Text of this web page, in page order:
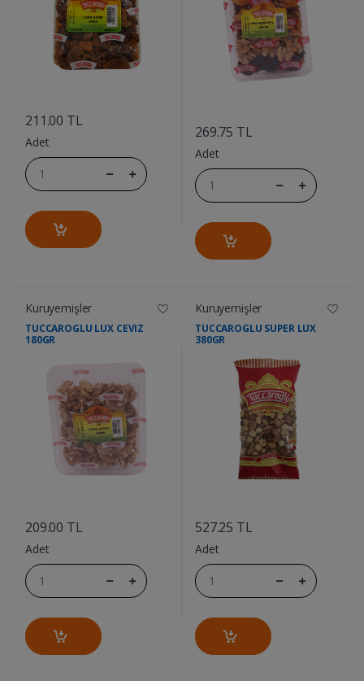
211.00 TL
Adet
269.75 TL
Adet
Kuruyemişler
TUCCAROGLU LUX CEVIZ
180GR
209.00 TL
Adet
Kuruyemişler
TUCCAROGLU SUPER LUX
380GR
527.25 TL
Adet